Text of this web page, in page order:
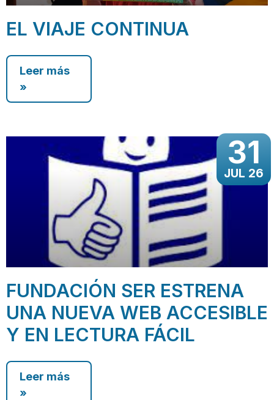
EL VIAJE CONTINUA
Leer más
»
31
JUL 26
FUNDACIÓN SER ESTRENA
UNA NUEVA WEB ACCESIBLE
Y EN LECTURA FÁCIL
Leer más
»